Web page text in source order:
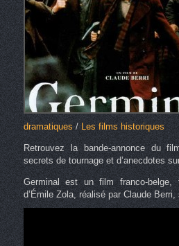
dramatiques/ Les films historiques
Retrouvez la bande-annonce du
secrets de tournage et d’anecdotes
Germinal est un film franco-belge,
d’Émile Zola, réalisé par Claude